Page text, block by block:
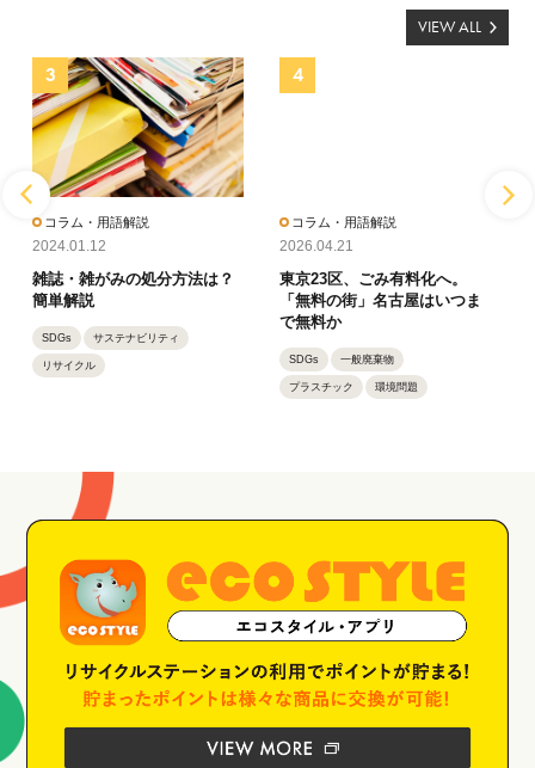
VIEW ALL
コラム・用語解説
2024.01.12
雑誌・雑がみの処分方法は？
簡単解説
SDGs サステナビリティ
リサイクル
コラム・用語解説
2026.04.21
東京23区、ごみ有料化へ。
「無料の街」名古屋はいつま
で無料か
SDGs 一般廃棄物
プラスチック 環境問題